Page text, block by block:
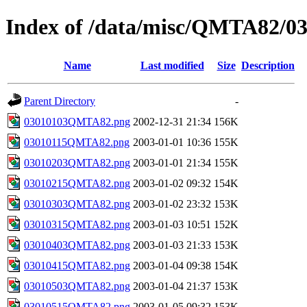
Index of /data/misc/QMTA82/
Name Last modified Size Description
Parent Directory
-
03010103QMTA82.png 2002-12-31 21:34 156K
03010115QMTA82.png 2003-01-01 10:36 155K
03010203QMTA82.png 2003-01-01 21:34 155K
03010215QMTA82.png 2003-01-02 09:32 154K
03010303QMTA82.png 2003-01-02 23:32 153K
03010315QMTA82.png 2003-01-03 10:51 152K
03010403QMTA82.png 2003-01-03 21:33 153K
03010415QMTA82.png 2003-01-04 09:38 154K
03010503QMTA82.png 2003-01-04 21:37 153K